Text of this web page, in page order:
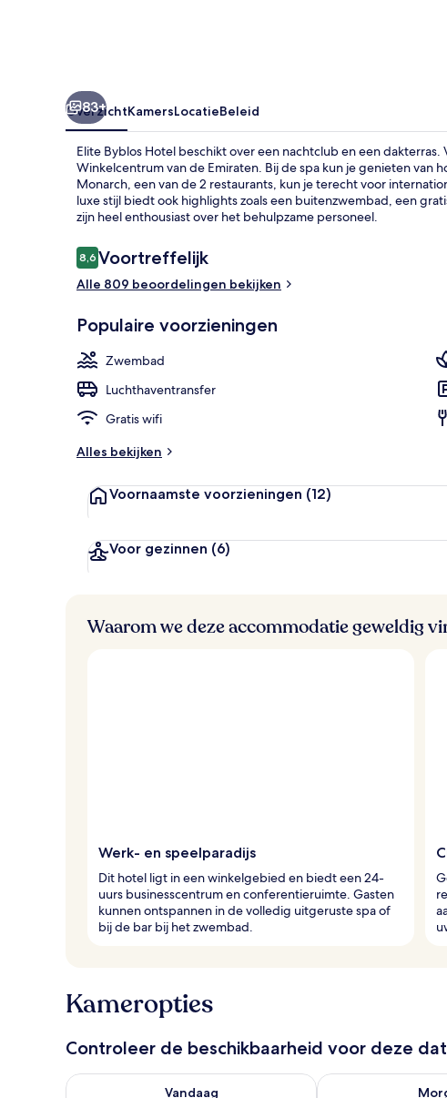
83+
OverzichtKamersLocatieBeleid
Elite Byblos Hotel beschikt over een nachtclub en een
Winkelcentrum van de Emiraten. Bij de spa kun je genieten van
Monarch, een van de 2 restaurants, kun je terecht voor
luxe stijl biedt ook highlights zoals een buitenzwembad, een
zijn heel enthousiast over het behulpzame personeel.
Beoordelingen
8,68,6 op 10 –
Voortreffelijk
Alle 809 beoordelingen bekijken
Populaire voorzieningen
Zwembad
Luchthaventransfer
Gratis wifi
Alles bekijken
Voornaamste voorzieningen (12)
Voor gezinnen (6)
Waarom we deze accommodatie geweldig
Werk- en speelparadijs
Dit hotel ligt in een winkelgebied en biedt een 24-
uurs businesscentrum en conferentieruimte. Gasten
kunnen ontspannen in de volledig uitgeruste spa of
bij de bar bij het zwembad.
Kameropties
Controleer de beschikbaarheid voor deze
Vandaag
De beschikbaarheid controleren voor vanavond aug 6 -
De